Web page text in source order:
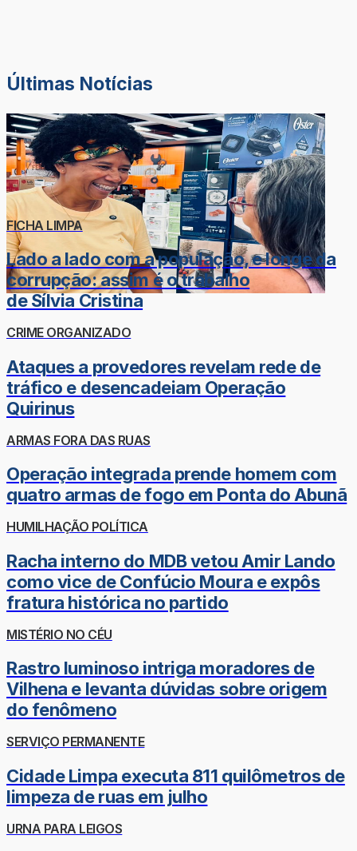
Últimas Notícias
FICHA LIMPA
Lado a lado com a população, e longe da
corrupção: assim é o trabalho
de Sílvia Cristina
CRIME ORGANIZADO
Ataques a provedores revelam rede de
tráfico e desencadeiam Operação
Quirinus
ARMAS FORA DAS RUAS
Operação integrada prende homem com
quatro armas de fogo em Ponta do Abunã
HUMILHAÇÃO POLÍTICA
Racha interno do MDB vetou Amir Lando
como vice de Confúcio Moura e expôs
fratura histórica no partido
MISTÉRIO NO CÉU
Rastro luminoso intriga moradores de
Vilhena e levanta dúvidas sobre origem
do fenômeno
SERVIÇO PERMANENTE
Cidade Limpa executa 811 quilômetros de
limpeza de ruas em julho
URNA PARA LEIGOS